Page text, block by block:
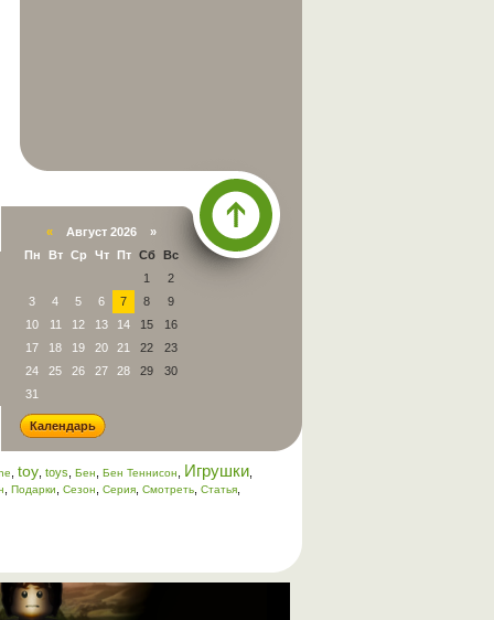
Наверх
« Август 2026 »
Пн
Вт Ср Чт Пт Сб
Вс
1
2
3
4 5 6 7 8
9
10
11 12 13 14 15
16
17
18 19 20 21 22
23
24
25 26 27 28 29
30
31
Календарь
toy toys Бен Бен Теннисон Игрушки
Подарки Сезон Серия Смотреть Статья